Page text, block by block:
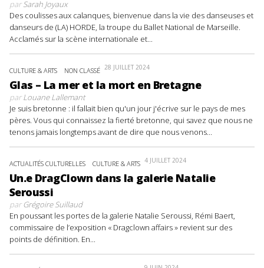
parSarah Joyaux
Des coulisses aux calanques, bienvenue dans la vie des danseuses et
danseurs de (LA) HORDE, la troupe du Ballet National de Marseille.
Acclamés sur la scène internationale et...
CULTURE & ARTS NON CLASSÉ 28 JUILLET 2024
Glas – La mer et la mort en Bretagne
parLouane Lallemant
Je suis bretonne : il fallait bien qu'un jour j'écrive sur le pays de mes
pères. Vous qui connaissez la fierté bretonne, qui savez que nous ne
tenons jamais longtemps avant de dire que nous venons...
ACTUALITÉS CULTURELLES CULTURE & ARTS 4 JUILLET 2024
Un.e DragClown dans la galerie Natalie
Seroussi
parGrégoire Suillaud
En poussant les portes de la galerie Natalie Seroussi, Rémi Baert,
commissaire de l’exposition « Dragclown affairs » revient sur des
points de définition. En...